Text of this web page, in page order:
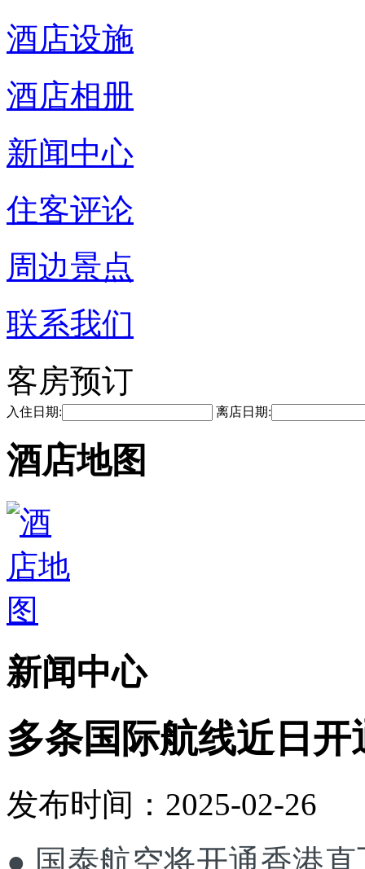
酒店设施
酒店相册
新闻中心
住客评论
周边景点
联系我们
客房预订
入住日期: 离店日期:
酒店地图
新闻中心
多条国际航线近日开
发布时间：2025-02-26
● 国泰航空将开通香港